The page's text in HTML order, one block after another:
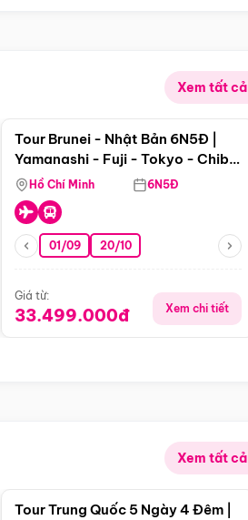
Xem tất cả
Điểm nổi bật
Tour Brunei - Nhật Bản 6N5Đ |
Yamanashi - Fuji - Tokyo - Chiba
- Freeday
Hồ Chí Minh 6N5Đ
01/09 20/10
Giá từ:
33.499.000đ Xem chi tiết
Xem tất cả
Điểm nổi bật
Tour Trung Quốc 5 Ngày 4 Đêm |